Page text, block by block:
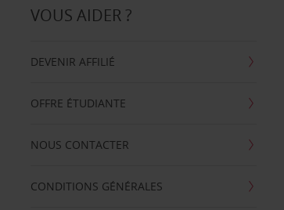
VOUS AIDER ?
DEVENIR AFFILIÉ
OFFRE ÉTUDIANTE
NOUS CONTACTER
CONDITIONS GÉNÉRALES